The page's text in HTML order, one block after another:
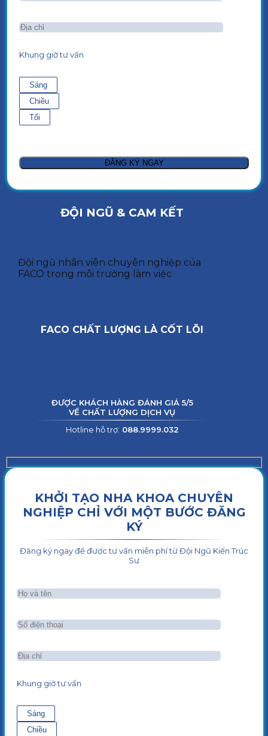
Khung giờ tư vấn
Sáng
Chiều
Tối
ĐỘI NGŨ & CAM KẾT
Đội ngũ nhân viên chuyên nghiệp của
FACO trong môi trường làm việc
FACO CHẤT LƯỢNG LÀ CỐT LÕI
ĐƯỢC KHÁCH HÀNG ĐÁNH GIÁ 5/5
VỀ CHẤT LƯỢNG DỊCH VỤ
Hotline hỗ trợ: 088.9999.032
KHỞI TẠO NHA KHOA CHUYÊN
NGHIỆP CHỈ VỚI MỘT BƯỚC ĐĂNG
KÝ
Đăng ký ngay để được tư vấn miễn phí từ Đội Ngũ Kiến Trúc
Sư
Khung giờ tư vấn
Sáng
Chiều